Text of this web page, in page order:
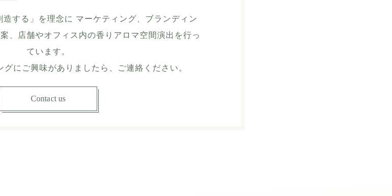
造する」を理念に マーケティング、ブランディン
、店舗やオフィス内の香りアロマ空間演出を行っ
ています。
にご興味がありましたら、ご連絡ください。
Contact us